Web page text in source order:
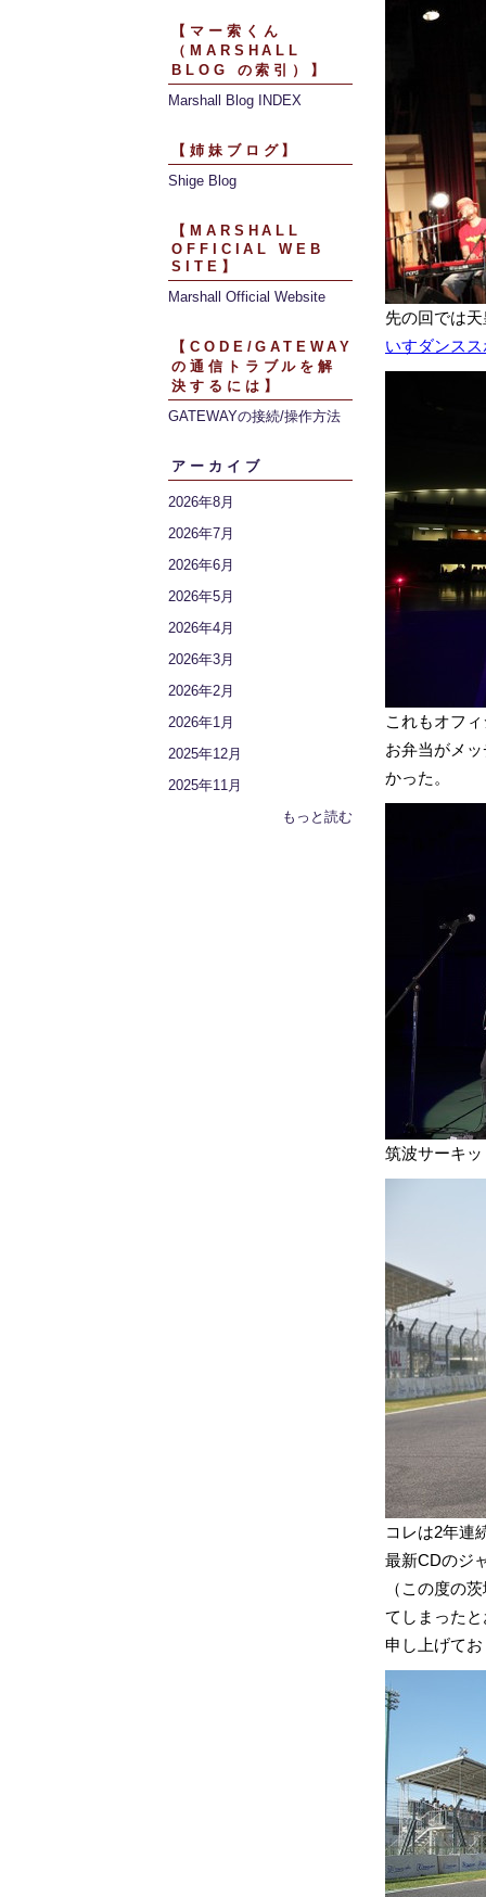
【マー索くん
（MARSHALL
BLOG の索引）】
Marshall Blog INDEX
【姉妹ブログ】
Shige Blog
【MARSHALL
OFFICIAL WEB
SITE】
Marshall Official Website
【CODE/GATEWAY
の通信トラブルを解
決するには】
GATEWAYの接続/操作方法
アーカイブ
2026年8月
2026年7月
2026年6月
2026年5月
2026年4月
2026年3月
2026年2月
2026年1月
2025年12月
2025年11月
もっと読む
先の回では
いすダンス
これもオフ
お弁当がメ
かった。
筑波サーキ
コレは2年連
最新CDのジ
（この度の
てしまった
申し上げて